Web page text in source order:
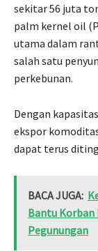
sekitar 56 juta
palm kernel oil
utama dalam
salah satu
perkebunan.
Dengan
ekspor
dapat terus
BACA JUGA:
Bantu Korban
Pegunungan